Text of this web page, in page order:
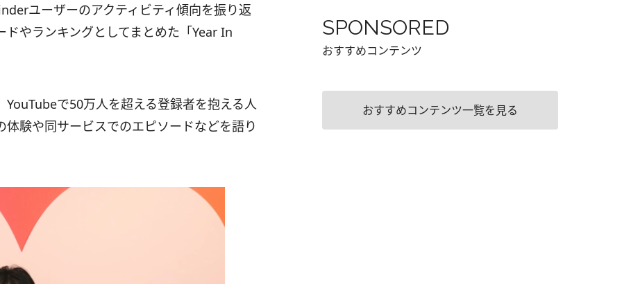
ユーザーのアクティビティ傾向を振り返
やランキングとしてまとめた「Year In
で50万人を超える登録者を抱える人
験や同サービスでのエピソードなどを語り
SPONSORED
おすすめコンテンツ
おすすめコンテンツ一覧を見る